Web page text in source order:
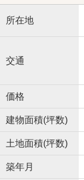
所在地
交通
価格
建物面積(坪数)
土地面積(坪数)
築年月